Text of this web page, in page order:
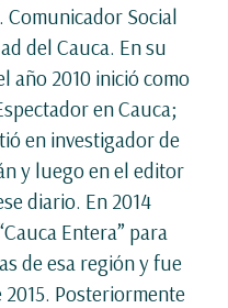
Comunicador Social
del Cauca. En su
año 2010 inició como
en Cauca;
en investigador de
y luego en el editor
diario. En 2014
Entera” para
de esa región y fue
Posteriormente